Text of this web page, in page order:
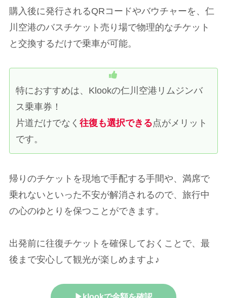
購入後に発行されるQRコードやバウチャーを、仁
川空港のバスチケット売り場で物理的なチケット
と交換するだけで乗車が可能。
特におすすめは、Klookの仁川空港リムジンバ
ス乗車券！
片道だけでなく 往復も選択できる点がメリット
です。
帰りのチケットを現地で手配する手間や、満席で
乗れないといった不安が解消されるので、旅行中
の心のゆとりを保つことができます。
出発前に往復チケットを確保しておくことで、最
後まで安心して観光が楽しめますよ♪